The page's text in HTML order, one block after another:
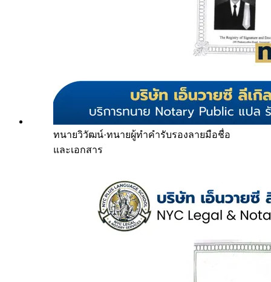
ทนายวิวัฒน์·ทนายผู้ทำคำรับรองลายมือชื่อ
และเอกสาร